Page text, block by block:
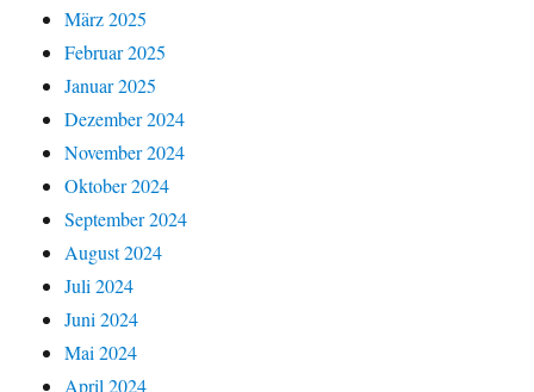
März 2025
Februar 2025
Januar 2025
Dezember 2024
November 2024
Oktober 2024
September 2024
August 2024
Juli 2024
Juni 2024
Mai 2024
April 2024